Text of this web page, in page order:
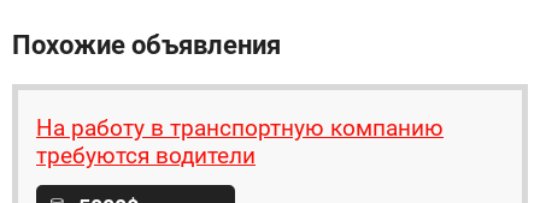
Похожие объявления
На работу в транспортную компанию
требуются водители